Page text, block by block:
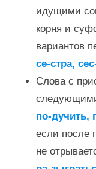
идущими
корня и
вариантов
се-стра,
Слова с
по-дучить,
если после
не